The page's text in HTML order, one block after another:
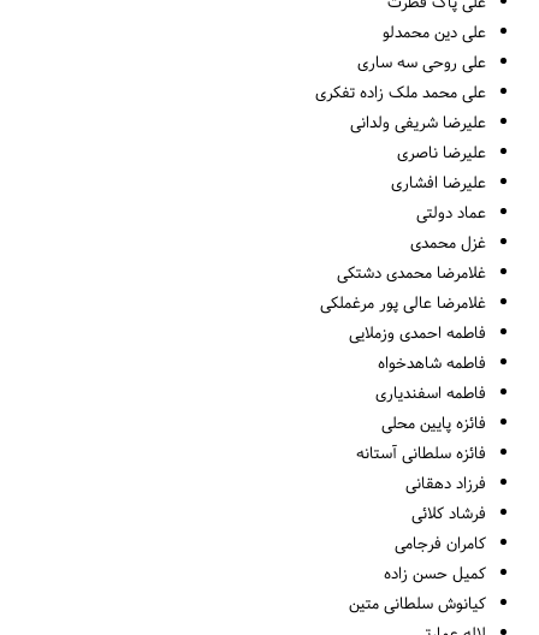
علی دین محمدلو
علی روحی سه ساری
علی محمد ملک زاده تفکری
علیرضا شریفی ولدانی
علیرضا ناصری
علیرضا افشاری
عماد دولتی
غزل محمدی
غلامرضا محمدی دشتکی
غلامرضا عالی پور مرغملکی
فاطمه احمدی وزملایی
فاطمه شاهدخواه
فاطمه اسفندیاری
فائزه پایین محلی
فائزه سلطانی آستانه
فرزاد دهقانی
فرشاد کلائی
کامران فرجامی
کمیل حسن زاده
کیانوش سلطانی متین